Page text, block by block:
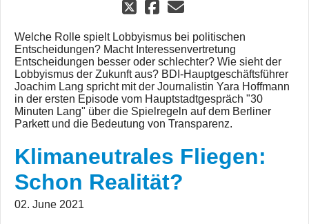
Welche Rolle spielt Lobbyismus bei politischen
Entscheidungen? Macht Interessenvertretung
Entscheidungen besser oder schlechter? Wie sieht der
Lobbyismus der Zukunft aus? BDI-Hauptgeschäftsführer
Joachim Lang spricht mit der Journalistin Yara Hoffmann
in der ersten Episode vom Hauptstadtgespräch "30
Minuten Lang" über die Spielregeln auf dem Berliner
Parkett und die Bedeutung von Transparenz.
Klimaneutrales Fliegen:
Schon Realität?
02. June 2021